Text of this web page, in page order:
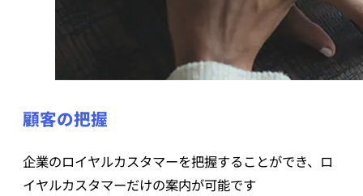
顧客の把握
企業のロイヤルカスタマーを把握することができ、ロ
イヤルカスタマーだけの案内が可能です